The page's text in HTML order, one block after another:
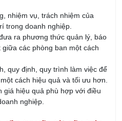
nhiệm vụ, trách nhiệm của
trong doanh nghiệp.
ra phương thức quản lý, báo
các phòng ban một cách
quy định, quy trình làm việc để
cách hiệu quả và tối ưu hơn.
giá hiệu quả phù hợp với điều
nghiệp.